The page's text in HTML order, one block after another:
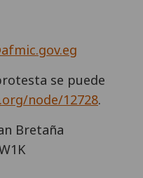
se puede
node/12728.
Bretaña